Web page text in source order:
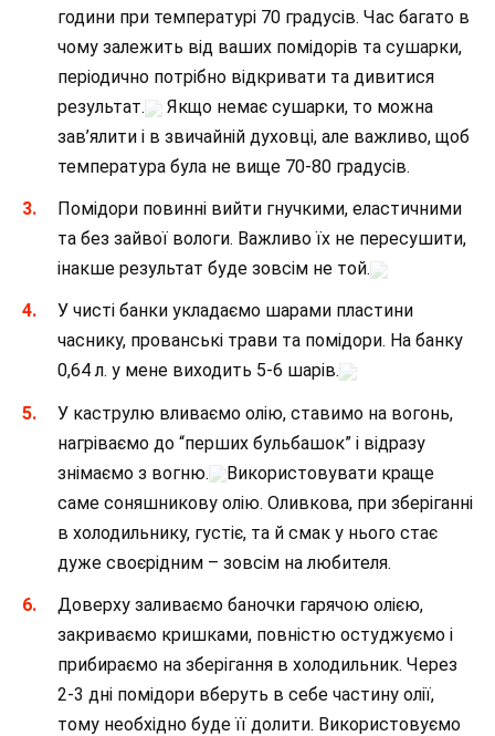
години при температурі 70 градусів. Час багато в
чому залежить від ваших помідорів та сушарки,
періодично потрібно відкривати та дивитися
результат.
Якщо немає сушарки, то можна
зав’ялити і в звичайній духовці, але важливо, щоб
температура була не вище 70-80 градусів.
Помідори повинні вийти гнучкими, еластичними
та без зайвої вологи. Важливо їх не пересушити,
інакше результат буде зовсім не той.
У чисті банки укладаємо шарами пластини
часнику, прованські трави та помідори. На банку
0,64 л. у мене виходить 5-6 шарів.
У каструлю вливаємо олію, ставимо на вогонь,
нагріваємо до “перших бульбашок” і відразу
знімаємо з вогню.
Використовувати краще
саме соняшникову олію. Оливкова, при зберіганні
в холодильнику, густіє, та й смак у нього стає
дуже своєрідним – зовсім на любителя.
Доверху заливаємо баночки гарячою олією,
закриваємо кришками, повністю остуджуємо і
прибираємо на зберігання в холодильник. Через
2-3 дні помідори вберуть в себе частину олії,
тому необхідно буде її долити. Використовуємо